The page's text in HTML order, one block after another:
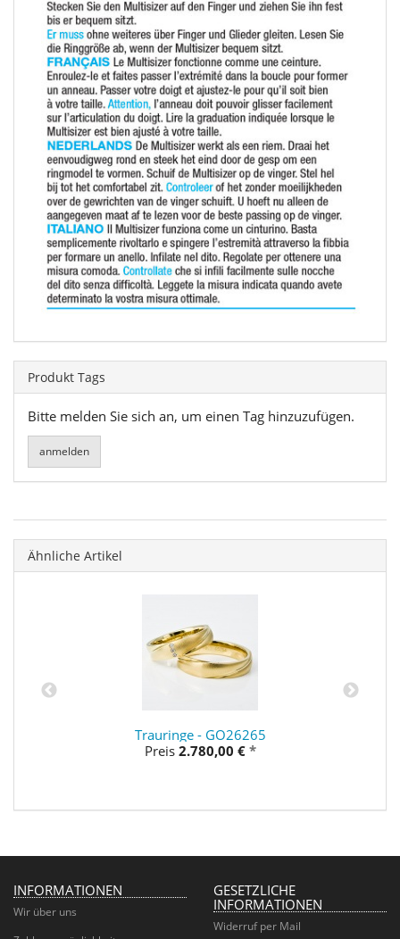
Produkt Tags
Bitte melden Sie sich an, um einen Tag hinzuzufügen.
Ähnliche Artikel
Trauringe - GO26265
Preis 2.780,00 € *
INFORMATIONEN
Wir über uns
GESETZLICHE
INFORMATIONEN
Widerruf per Mail